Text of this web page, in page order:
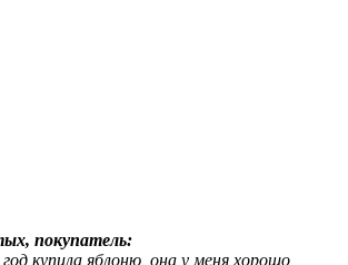
покупатель:
купила яблоню, она у меня хорошо